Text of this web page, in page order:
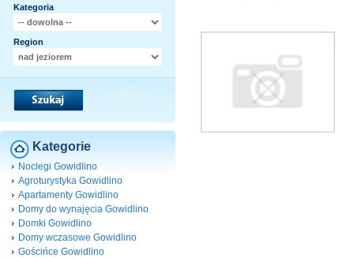
Kategoria
Region
Kategorie
Noclegi Gowidlino
Agroturystyka Gowidlino
Apartamenty Gowidlino
Domy do wynajęcia Gowidlino
Domki Gowidlino
Domy wczasowe Gowidlino
Gościńce Gowidlino